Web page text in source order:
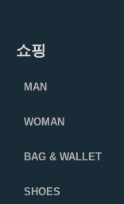
쇼핑
MAN
WOMAN
BAG & WALLET
SHOES